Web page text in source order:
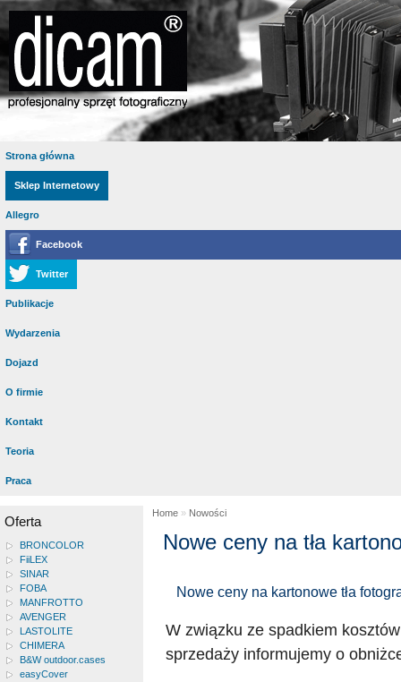
Strona główna
Sklep Internetowy
Allegro
Facebook
Twitter
Publikacje
Wydarzenia
Dojazd
O firmie
Kontakt
Teoria
Praca
Oferta
BRONCOLOR
FiiLEX
SINAR
FOBA
MANFROTTO
AVENGER
LASTOLITE
CHIMERA
B&W outdoor.cases
easyCover
Home » Nowości
Nowe ceny na tła
Nowe ceny na kartonowe tła
W związku ze spadkiem
sprzedaży informujemy o